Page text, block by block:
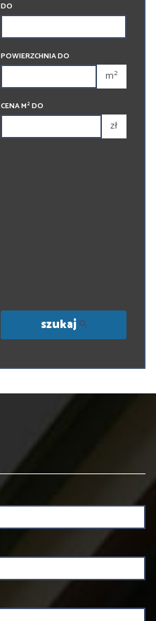
450 000 zł
DO
1
3
4
5
POWIERZCHNIA DO
m2
CENA M2DO
zł
szukaj